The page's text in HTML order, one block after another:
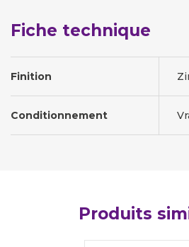
Fiche technique
Finition
Conditionnement
Produits